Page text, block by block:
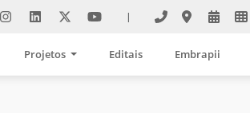
|
Projetos Editais Embrapii